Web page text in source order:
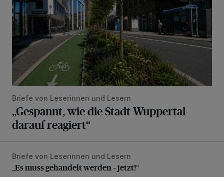
Briefe von Leserinnen und Lesern
„Gespannt, wie die Stadt Wuppertal
darauf reagiert“
„Es muss gehandelt werden – jetzt!“
Briefe von Leserinnen und Lesern
„Es muss gehandelt werden – jetzt!“